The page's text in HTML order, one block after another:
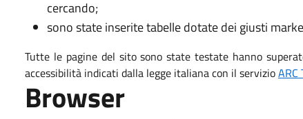
cercando;
sono state inserite tabelle dotate dei giusti
Tutte le pagine del sito sono state testate hanno
accessibilità indicati dalla legge italiana con il servizioARC
Browser